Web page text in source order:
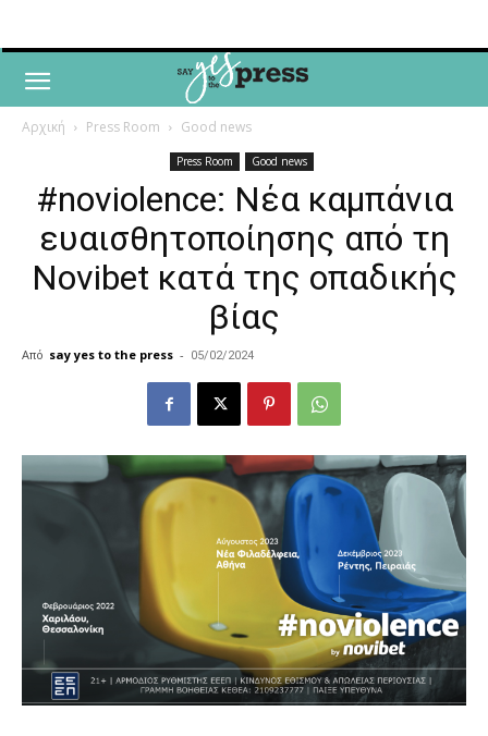
Αρχική Press Room Good news
Press Room Good news
#noviolence: Νέα καμπάνια
ευαισθητοποίησης από τη
Novibet κατά της οπαδικής
βίας
Από say yes to the press - 05/02/2024